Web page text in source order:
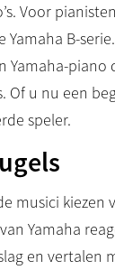
Voor
B-serie.
Yamaha-piano
Of u nu een
speler.
musici kiezen
Yamaha
en vertalen